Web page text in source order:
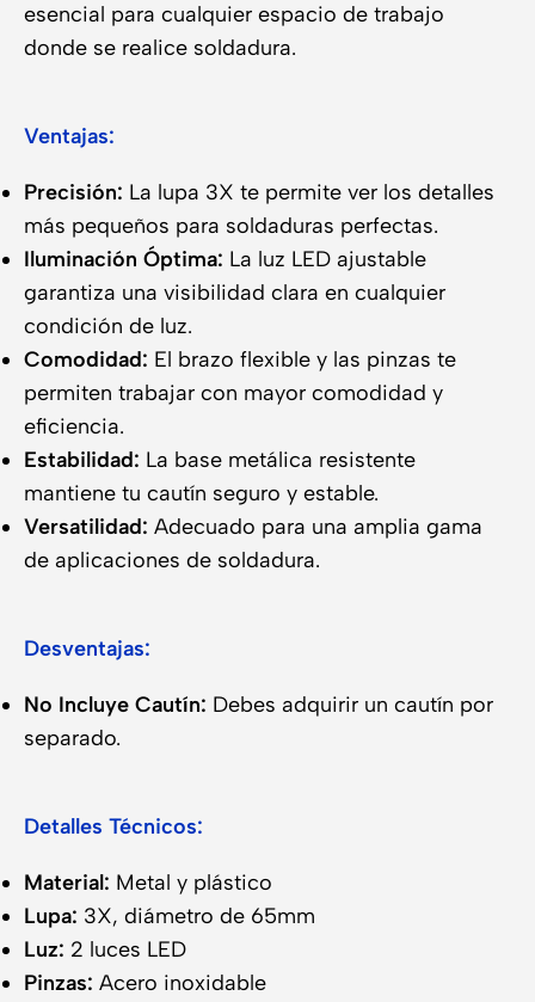
esencial para cualquier espacio de trabajo
donde se realice soldadura.
Ventajas:
Precisión: La lupa 3X te permite ver los detalles
más pequeños para soldaduras perfectas.
Iluminación Óptima: La luz LED ajustable
garantiza una visibilidad clara en cualquier
condición de luz.
Comodidad: El brazo flexible y las pinzas te
permiten trabajar con mayor comodidad y
eficiencia.
Estabilidad: La base metálica resistente
mantiene tu cautín seguro y estable.
Versatilidad: Adecuado para una amplia gama
de aplicaciones de soldadura.
Desventajas:
No Incluye Cautín: Debes adquirir un cautín por
separado.
Detalles Técnicos:
Material: Metal y plástico
Lupa: 3X, diámetro de 65mm
Luz: 2 luces LED
Pinzas: Acero inoxidable